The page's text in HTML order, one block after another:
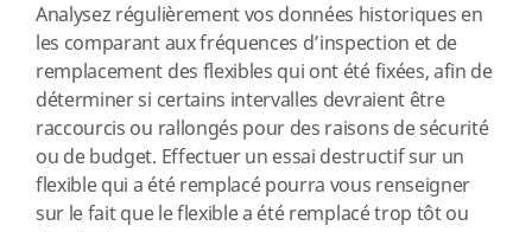
Analysez régulièrement vos données historiques en
les comparant aux fréquences d’inspection et de
remplacement des flexibles qui ont été fixées, afin de
déterminer si certains intervalles devraient être
raccourcis ou rallongés pour des raisons de sécurité
ou de budget. Effectuer un essai destructif sur un
flexible qui a été remplacé pourra vous renseigner
sur le fait que le flexible a été remplacé trop tôt ou